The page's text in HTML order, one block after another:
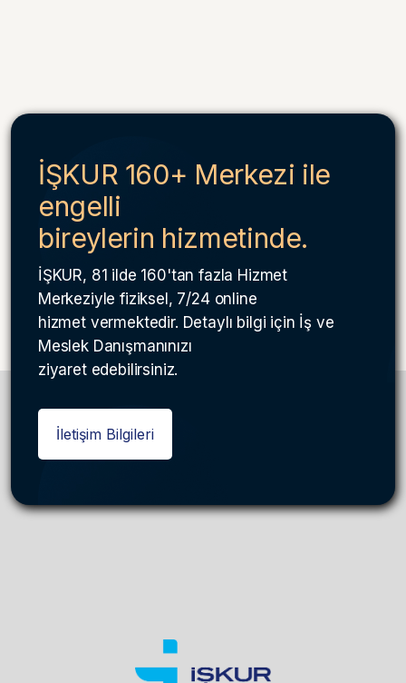
İŞKUR 160+ Merkezi ile
engelli
bireylerin hizmetinde.
İŞKUR, 81 ilde 160'tan fazla Hizmet
Merkeziyle fiziksel, 7/24 online
hizmet vermektedir. Detaylı bilgi için İş ve
Meslek Danışmanınızı
ziyaret edebilirsiniz.
İletişim Bilgileri